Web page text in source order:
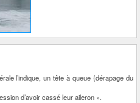
l’indique, un tête à queue (dérapage du
d’avoir cassé leur aileron ».